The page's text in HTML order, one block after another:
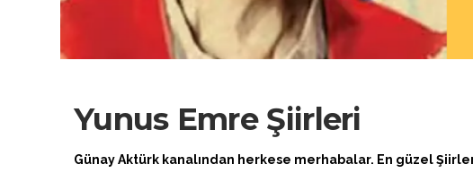
Yunus Emre Şiirleri
Günay Aktürk kanalından herkese merhabalar. En güzel